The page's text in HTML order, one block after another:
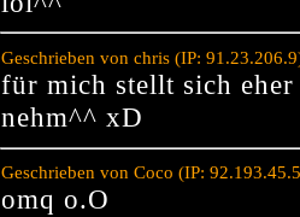
Geschrieben von chris (IP:
für mich stellt sich
nehm^^ xD
Geschrieben von Coco (IP:
omq o.O